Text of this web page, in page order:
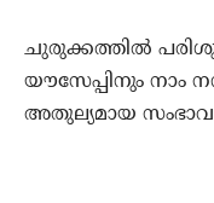
ചുരുക്കത്തില്‍
യൗസേപ്പിനും നാം
അതുല്യമായ